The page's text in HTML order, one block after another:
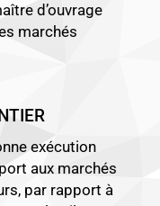
d’ouvrage
marchés
exécution
aux marchés
par rapport à